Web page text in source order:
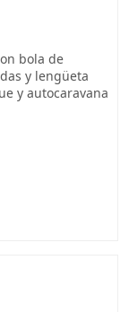
bola de
y lengüeta
y autocaravana